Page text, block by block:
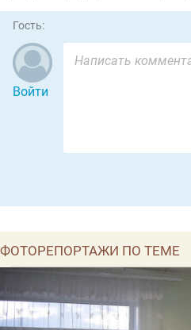
Гость:
Войти
ФОТОРЕПОРТАЖИ ПО ТЕМЕ